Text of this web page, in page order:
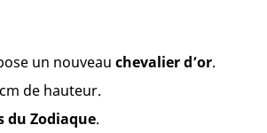
un nouveau chevalier d’or.
de hauteur.
du Zodiaque.